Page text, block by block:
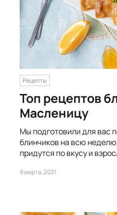
Рецепты
Топ рецептов
Масленицу
Мы подготовили для вас
блинчиков на всю
придутся по вкусу и
9 марта, 2021